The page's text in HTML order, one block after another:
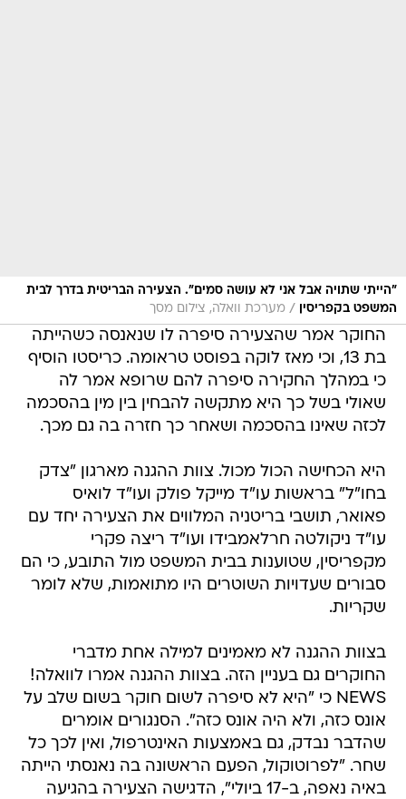
"הייתי שתויה אבל אני לא עושה סמים". הצעירה הבריטית בדרך לבית
המשפט בקפריסין
/ מערכת וואלה, צילום מסך
החוקר אמר שהצעירה סיפרה לו שנאנסה כשהייתה
בת 13, וכי מאז לוקה בפוסט טראומה. כריסטו הוסיף
כי במהלך החקירה סיפרה להם שרופא אמר לה
שאולי בשל כך היא מתקשה להבחין בין מין בהסכמה
לכזה שאינו בהסכמה ושאחר כך חזרה בה גם מכך.
היא הכחישה הכול מכול. צוות ההגנה מארגון "צדק
בחו"ל" בראשות עו"ד מייקל פולק ועו"ד לואיס
פאואר, תושבי בריטניה המלווים את הצעירה יחד עם
עו"ד ניקולטה חרלאמבידו ועו"ד ריצה פקרי
מקפריסין, שטוענות בבית המשפט מול התובע, כי הם
סבורים שעדויות השוטרים היו מתואמות, שלא לומר
שקריות.
בצוות ההגנה לא מאמינים למילה אחת מדברי
החוקרים גם בעניין הזה. בצוות ההגנה אמרו לוואלה!
NEWS כי "היא לא סיפרה לשום חוקר בשום שלב על
אונס כזה, ולא היה אונס כזה". הסנגורים אומרים
שהדבר נבדק, גם באמצעות האינטרפול, ואין לכך כל
שחר. "לפרוטוקול, הפעם הראשונה בה נאנסתי הייתה
באיה נאפה, ב-17 ביולי", הדגישה הצעירה בהגיעה